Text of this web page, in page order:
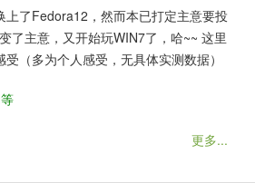
上了Fedora12，然而本已打定主意要投
了主意，又开始玩WIN7了，哈~~ 这里
（多为个人感受，无具体实测数据）
更多...